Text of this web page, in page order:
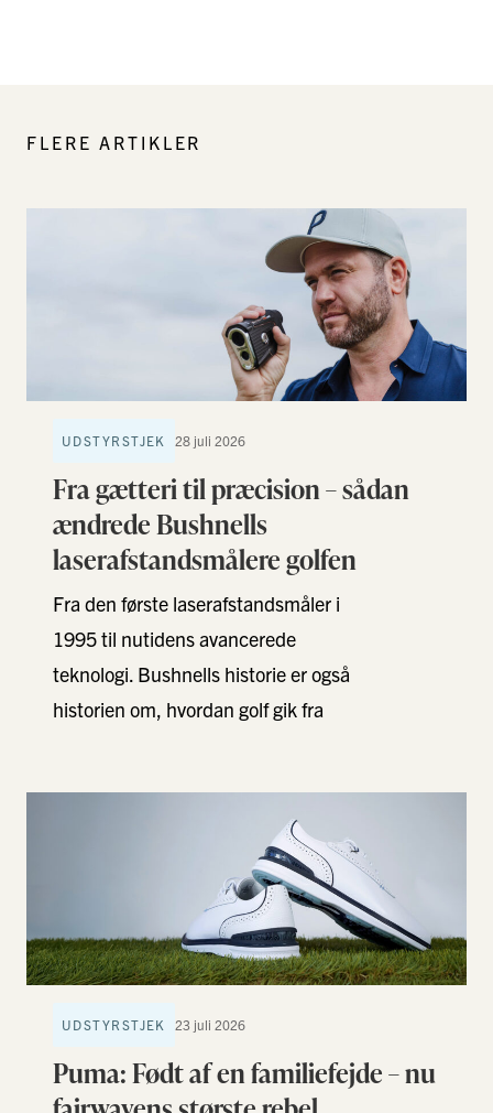
FLERE ARTIKLER
UDSTYRSTJEK 28 juli 2026
Fra gætteri til præcision – sådan
ændrede Bushnells
laserafstandsmålere golfen
Fra den første laserafstandsmåler i
1995 til nutidens avancerede
teknologi. Bushnells historie er også
historien om, hvordan golf gik fra
UDSTYRSTJEK 23 juli 2026
Puma: Født af en familiefejde – nu